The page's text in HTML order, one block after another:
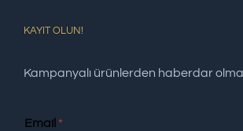
KAYIT OLUN!
Kampanyalı ürünlerden haberdar
Email *